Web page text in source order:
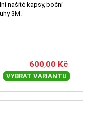
našité kapsy, boční
3M.
600,00 Kč
VYBRAT VARIANTU